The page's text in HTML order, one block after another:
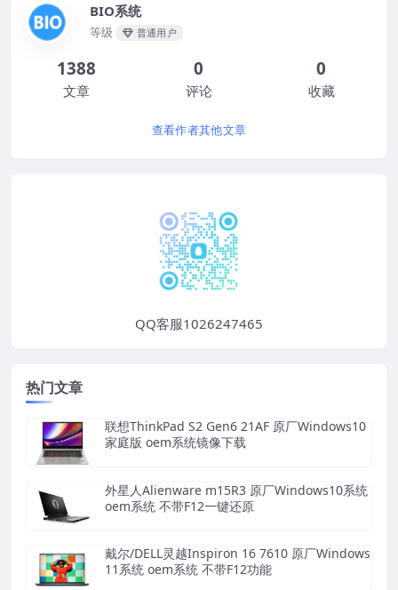
BIO系统
等级 普通用户
1388
文章
0
评论
0
收藏
查看作者其他文章
QQ客服1026247465
热门文章
联想ThinkPad S2 Gen6 21AF 原厂Windows10
家庭版 oem系统镜像下载
外星人Alienware m15R3 原厂Windows10系统
oem系统 不带F12一键还原
戴尔/DELL灵越Inspiron 16 7610 原厂Windows
11系统 oem系统 不带F12功能